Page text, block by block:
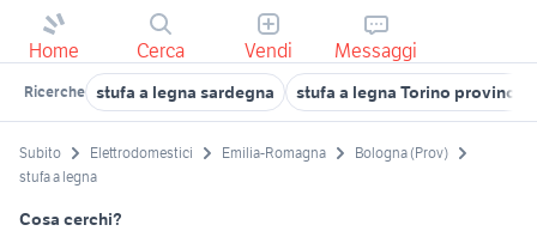
Home Cerca Vendi Messaggi
Ricerche stufa a legna sardegna stufa a legna Torino provincia
Subito Elettrodomestici Emilia-Romagna
Bologna (Prov)
stufa a legna
Cosa cerchi?